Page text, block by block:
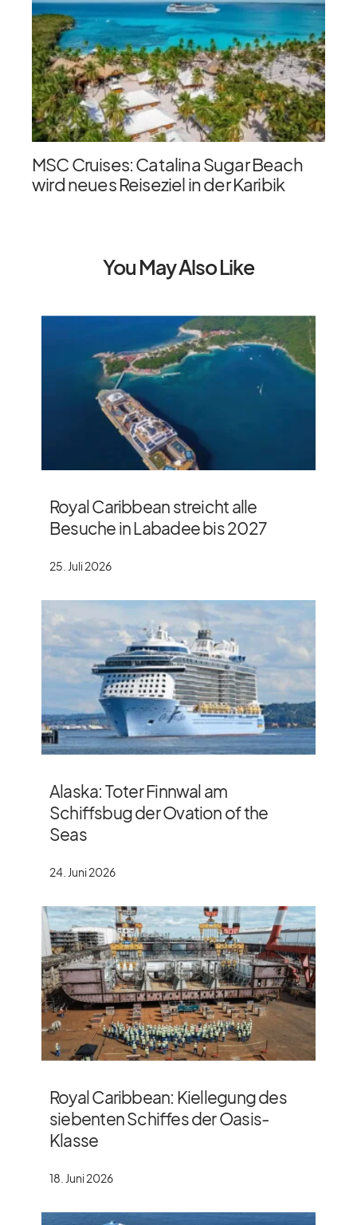
MSC Cruises: Catalina Sugar Beach
wird neues Reiseziel in der Karibik
You May Also Like
Royal Caribbean streicht alle
Besuche in Labadee bis 2027
25. Juli 2026
Alaska: Toter Finnwal am
Schiffsbug der Ovation of the
Seas
24. Juni 2026
Royal Caribbean: Kiellegung des
siebenten Schiffes der Oasis-
Klasse
18. Juni 2026